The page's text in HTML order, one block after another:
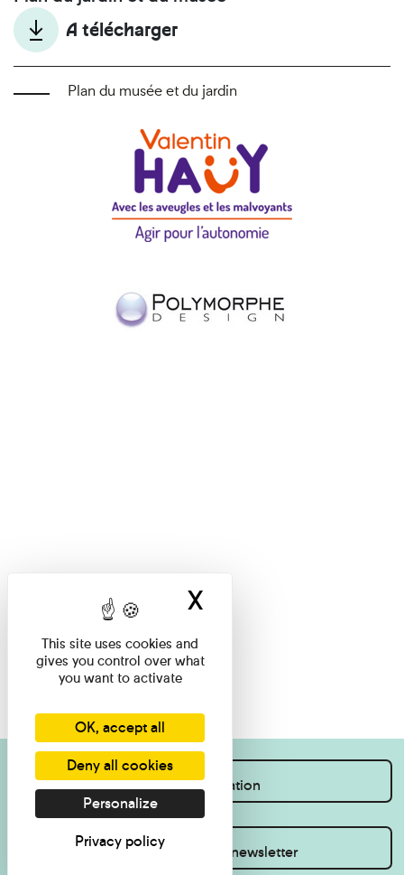
A télécharger
Plan du musée et du jardin
I want information
Inscrivez-vous à la newsletter
This site uses cookies and
gives you control over what
you want to activate
OK, accept all
Deny all cookies
Personalize
Privacy policy
X